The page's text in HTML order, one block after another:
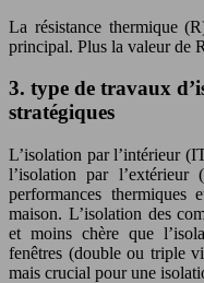
La résistance thermique
principal. Plus la valeur de
3. type de travaux
stratégiques
L’isolation par l’intérieur
l’isolation par
performances
maison. L’isolation des
et moins chère que
fenêtres (double ou triple
mais crucial pour une